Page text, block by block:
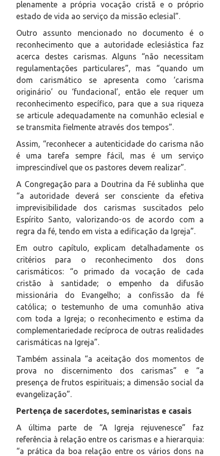
plenamente a própria vocação cristã e o próprio
estado de vida ao serviço da missão eclesial”.
Outro assunto mencionado no documento é o
reconhecimento que a autoridade eclesiástica faz
acerca destes carismas. Alguns “não necessitam
regulamentações particulares”, mas “quando um
dom carismático se apresenta como ‘carisma
originário’ ou ‘fundacional’, então ele requer um
reconhecimento específico, para que a sua riqueza
se articule adequadamente na comunhão eclesial e
se transmita fielmente através dos tempos”.
Assim, “reconhecer a autenticidade do carisma não
é uma tarefa sempre fácil, mas é um serviço
imprescindível que os pastores devem realizar”.
A Congregação para a Doutrina da Fé sublinha que
“a autoridade deverá ser consciente da efetiva
imprevisibilidade dos carismas suscitados pelo
Espírito Santo, valorizando-os de acordo com a
regra da fé, tendo em vista a edificação da Igreja”.
Em outro capítulo, explicam detalhadamente os
critérios para o reconhecimento dos dons
carismáticos: “o primado da vocação de cada
cristão à santidade; o empenho da difusão
missionária do Evangelho; a confissão da fé
católica; o testemunho de uma comunhão ativa
com toda a Igreja; o reconhecimento e estima da
complementariedade recíproca de outras realidades
carismáticas na Igreja”.
Também assinala “a aceitação dos momentos de
prova no discernimento dos carismas” e “a
presença de frutos espirituais; a dimensão social da
evangelização”.
Pertença de sacerdotes, seminaristas e casais
A última parte de “A Igreja rejuvenesce” faz
referência à relação entre os carismas e a hierarquia:
“a prática da boa relação entre os vários dons na